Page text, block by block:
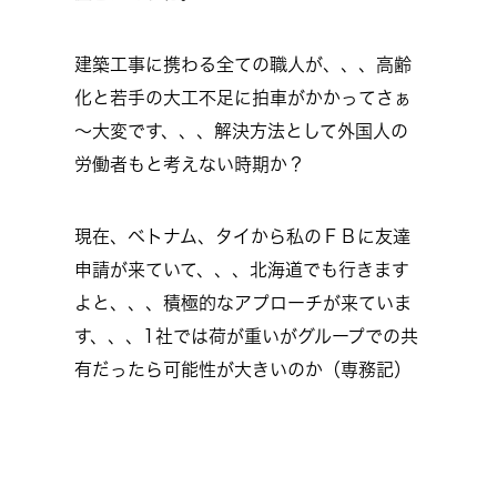
建築工事に携わる全ての職人が、、、高齢
化と若手の大工不足に拍車がかかってさぁ
～大変です、、、解決方法として外国人の
労働者もと考えない時期か？
現在、ベトナム、タイから私のＦＢに友達
申請が来ていて、、、北海道でも行きます
よと、、、積極的なアプローチが来ていま
す、、、1社では荷が重いがグループでの共
有だったら可能性が大きいのか（専務記）